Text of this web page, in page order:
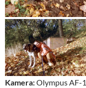
Kamera:Olympus AF-1